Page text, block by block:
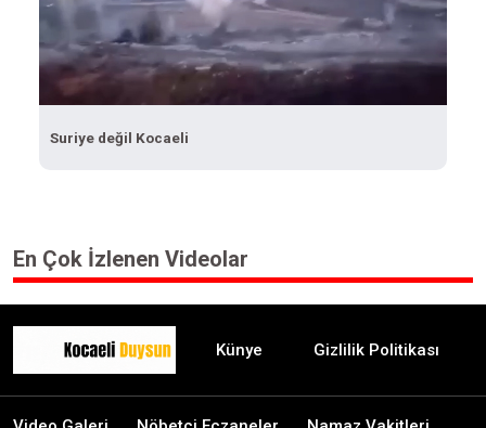
Suriye değil Kocaeli
En Çok İzlenen Videolar
Künye Gizlilik Politikası